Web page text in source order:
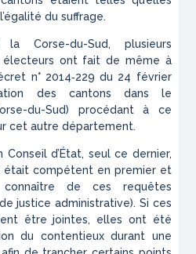
du suffrage.
Corse-du-Sud, plusieurs
électeurs ont fait de même à
n° 2014‑229 du 24 février
des cantons dans le
du-Sud) procédant à ce
cet autre département.
Conseil d’État, seul ce dernier,
était compétent en premier et
de ces requêtes
justice administrative). Si ces
être jointes, elles ont été
du contentieux durant une